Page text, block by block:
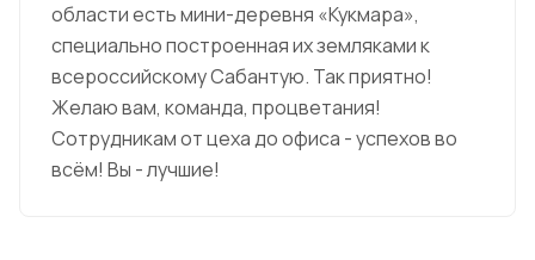
области есть мини-деревня «Кукмара»,
специально построенная их земляками к
всероссийскому Сабантую. Так приятно!
Желаю вам, команда, процветания!
Сотрудникам от цеха до офиса - успехов во
всём! Вы - лучшие!